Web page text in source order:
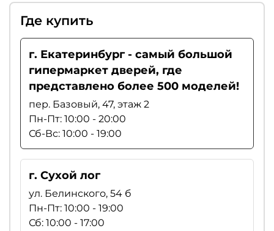
Где купить
г. Екатеринбург - самый большой
гипермаркет дверей, где
представлено более 500 моделей!
пер. Базовый, 47, этаж 2
Пн-Пт: 10:00 - 20:00
Сб-Вс: 10:00 - 19:00
г. Сухой лог
ул. Белинского, 54 б
Пн-Пт: 10:00 - 19:00
Сб: 10:00 - 17:00